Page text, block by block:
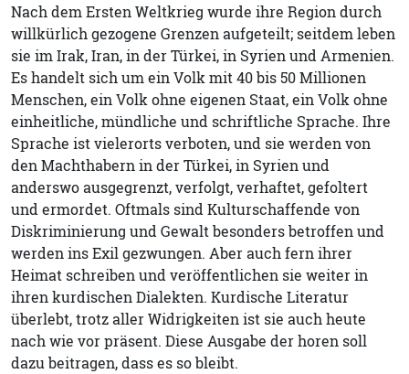
Nach dem Ersten Weltkrieg wurde ihre Region durch
willkürlich gezogene Grenzen aufgeteilt; seitdem leben
sie im Irak, Iran, in der Türkei, in Syrien und Armenien.
Es handelt sich um ein Volk mit 40 bis 50 Millionen
Menschen, ein Volk ohne eigenen Staat, ein Volk ohne
einheitliche, mündliche und schriftliche Sprache. Ihre
Sprache ist vielerorts verboten, und sie werden von
den Machthabern in der Türkei, in Syrien und
anderswo ausgegrenzt, verfolgt, verhaftet, gefoltert
und ermordet. Oftmals sind Kulturschaffende von
Diskriminierung und Gewalt besonders betroffen und
werden ins Exil gezwungen. Aber auch fern ihrer
Heimat schreiben und veröffentlichen sie weiter in
ihren kurdischen Dialekten. Kurdische Literatur
überlebt, trotz aller Widrigkeiten ist sie auch heute
nach wie vor präsent. Diese Ausgabe der horen soll
dazu beitragen, dass es so bleibt.